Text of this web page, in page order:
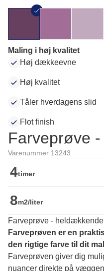
Maling i høj kvalitet
Høj dækkeevne
Høj kvalitet
Tåler hverdagens slid
Flot finish
Farveprøve
Varenummer 13243
4timer
8m2/liter
Farveprøve - heldækkende
Farveprøven er en
den rigtige farve til dit
Farveprøven giver dig
nuancer direkte på